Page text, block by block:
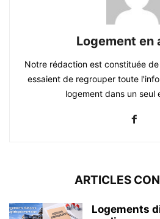
Logement en
Notre rédaction est constituée
essaient de regrouper toute
logement dans un seul
ARTICLES
Logements